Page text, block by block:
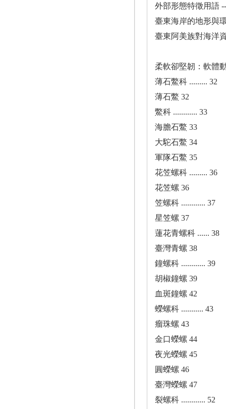
外部形態特徵用語
臺東海岸的地形與
臺東阿美族對海洋
柔軟卻堅韌：軟體
薄石鱉科 ......... 32
薄石鱉 32
鱉科 ............ 33
海膽石鱉 33
大駝石鱉 34
軍隊石鱉 35
花笠螺科 ......... 36
花笠螺 36
笠螺科 ............ 37
星笠螺 37
蓮花青螺科 ...... 38
臺灣青螺 38
鐘螺科 ............ 39
胡椒鐘螺 39
血斑鐘螺 42
蠑螺科 ........... 43
瘤珠螺 43
金口蠑螺 44
夜光蠑螺 45
圓蠑螺 46
臺灣蠑螺 47
裂螺科 ............ 52